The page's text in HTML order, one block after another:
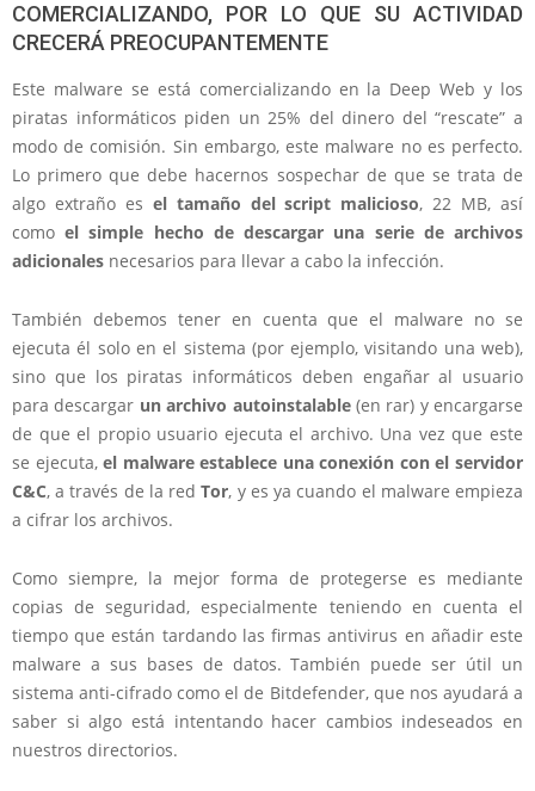
COMERCIALIZANDO, POR LO QUE SU ACTIVIDAD
CRECERÁ PREOCUPANTEMENTE
Este malware se está comercializando en la Deep Web y los
piratas informáticos piden un 25% del dinero del “rescate” a
modo de comisión. Sin embargo, este malware no es perfecto.
Lo primero que debe hacernos sospechar de que se trata de
algo extraño es el tamaño del script malicioso, 22 MB, así
como el simple hecho de descargar una serie de archivos
adicionales necesarios para llevar a cabo la infección.
También debemos tener en cuenta que el malware no se
ejecuta él solo en el sistema (por ejemplo, visitando una web),
sino que los piratas informáticos deben engañar al usuario
para descargar un archivo autoinstalable(en rar) y encargarse
de que el propio usuario ejecuta el archivo. Una vez que este
se ejecuta,el malware establece una conexión con el servidor
C&C, a través de la redTor, y es ya cuando el malware empieza
a cifrar los archivos.
Como siempre, la mejor forma de protegerse es mediante
copias de seguridad, especialmente teniendo en cuenta el
tiempo que están tardando las firmas antivirus en añadir este
malware a sus bases de datos. También puede ser útil un
sistema anti-cifrado como el de Bitdefender, que nos ayudará a
saber si algo está intentando hacer cambios indeseados en
nuestros directorios.